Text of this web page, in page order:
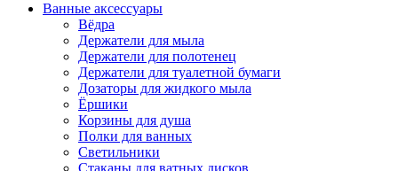
Ванные аксессуары
Вёдра
Держатели для мыла
Держатели для полотенец
Держатели для туалетной бумаги
Дозаторы для жидкого мыла
Ёршики
Корзины для душа
Полки для ванных
Светильники
Стаканы для ватных дисков